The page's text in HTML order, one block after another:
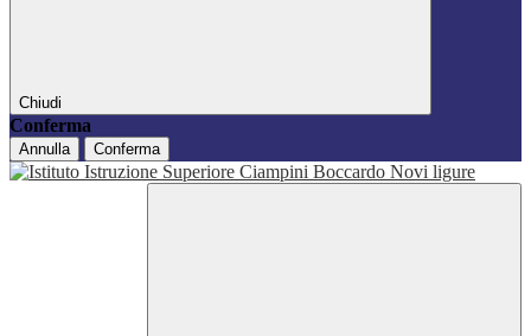
Chiudi
Conferma
Annulla Conferma